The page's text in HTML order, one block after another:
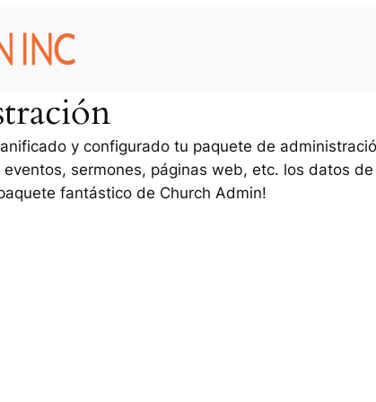
y configurado tu paquete de
sermones, páginas web, etc. los datos
fantástico de Church Admin!